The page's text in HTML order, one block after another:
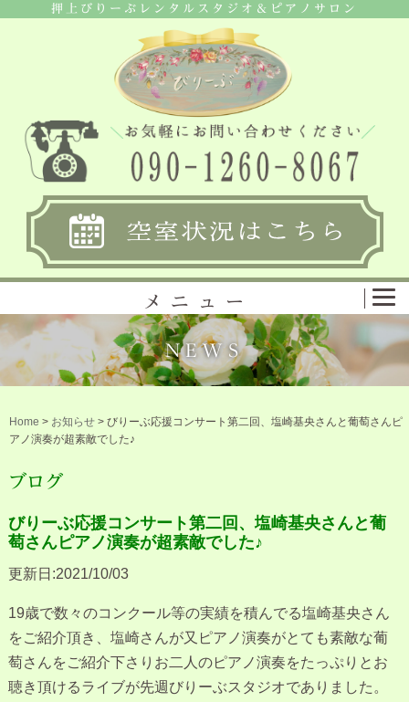
押上びりーぶレンタルスタジオ＆ピアノサロン
メニュー
NEWS
Home > お知らせ > びりーぶ応援コンサート第二回、塩崎基央さんと葡萄さんピ
アノ演奏が超素敵でした♪
ブログ
びりーぶ応援コンサート第二回、塩崎基央さんと葡
萄さんピアノ演奏が超素敵でした♪
更新日:2021/10/03
19歳で数々のコンクール等の実績を積んでる塩崎基央さん
をご紹介頂き、塩崎さんが又ピアノ演奏がとても素敵な葡
萄さんをご紹介下さりお二人のピアノ演奏をたっぷりとお
聴き頂けるライブが先週びりーぶスタジオでありました。